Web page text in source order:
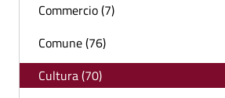
Commercio (7)
Comune (76)
Cultura (70)